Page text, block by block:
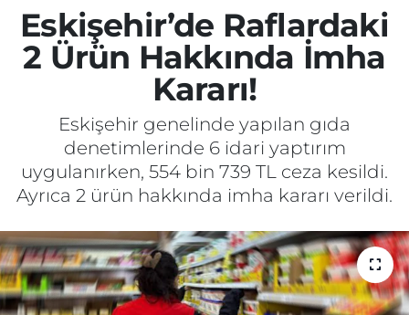
Eskişehir’de Raflardaki
2 Ürün Hakkında İmha
Kararı!
Eskişehir genelinde yapılan gıda
denetimlerinde 6 idari yaptırım
uygulanırken, 554 bin 739 TL ceza kesildi.
Ayrıca 2 ürün hakkında imha kararı verildi.
ASAYİŞ
SİYASET
SAĞLIK
EĞİTİM
SPOR
MAGAZİN
İletişim
Künye
Süper Lig Puan Durumu ve Fikstür
Tüm Manşetler
Son Dakika Haberleri
Haber Arşivi